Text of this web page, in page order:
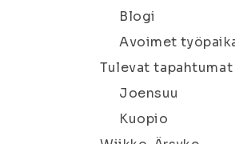
Blogi
Avoimet
Tulevat tapahtumat
Joensuu
Kuopio